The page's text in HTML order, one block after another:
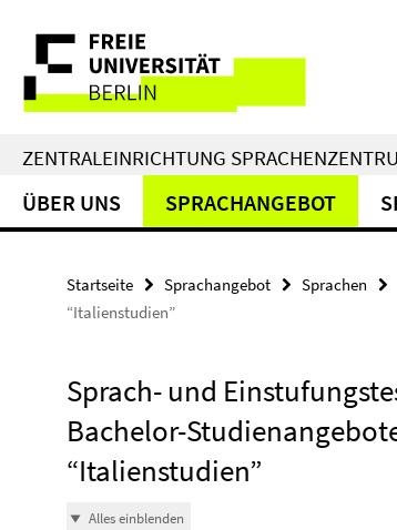
direkt
Inhalt
Service-
Navigation
ZENTRALEINRICHTUNG
ÜBER UNS SPRACHANGEBOT
Startseite Sprachangebot Sprachen
“Italienstudien”
Sprach- und
Bachelor-
“Italienstudien”
Alles einblenden